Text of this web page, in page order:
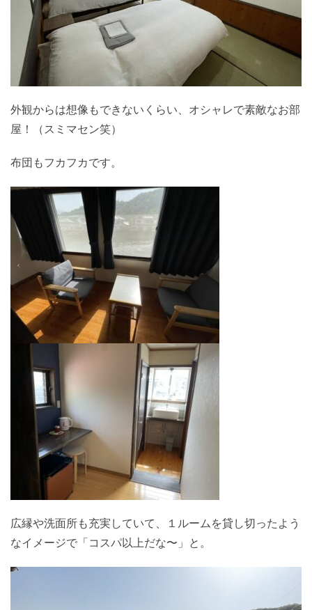
外観からは想像もできないくらい、オシャレで素敵なお部
屋！（スミマセン笑）
布団もフカフカです。
広縁や洗面所も充実していて、１ルームを貸し切ったよう
なイメージで「コスパ以上だな〜」と。